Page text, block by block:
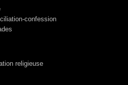
confession
religieuse